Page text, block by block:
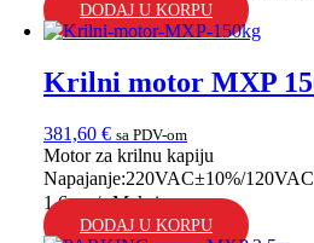
DODAJ U KORPU
Krilni motor MXP
381,60 € sa PDV-om
Motor za krilnu kapiju
Napajanje:220VAC±10%/
1.6 cm/s Maksima...
DODAJ U KORPU